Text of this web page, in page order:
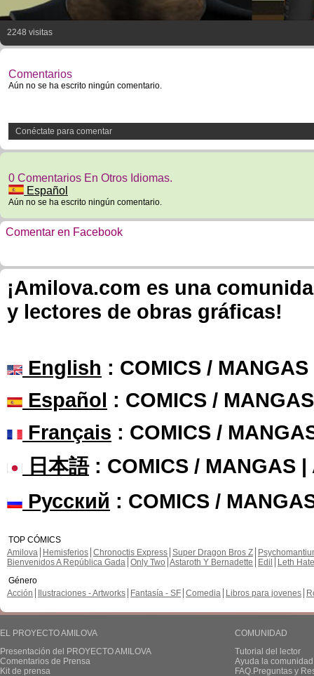
2248 visitas
Comentarios
Aún no se ha escrito ningún comentario.
Conéctate para comentar
0 Comentarios En Otros Idiomas.
Español
Aún no se ha escrito ningún comentario.
Comentar en Facebook
¡Amilova.com es una
y lectores de obras gráficas!
English : COMICS /
Español : COMICS /
Français : COMICS /
日本語: COMICS / MANGAS |
Русский : COMICS /
TOP CÓMICS
Amilova
Hemisferios Chronoctis Express Super Dragon Bros Z
Bienvenidos A República Gada Only Two Astaroth Y Bernadette Edil
Leth Hate
Género
Acción
Ilustraciones - Artworks Fantasía - SF Comedia Libros para jovenes
EL PROYECTO AMILOVA
Presentación del PROYECTO AMILOVA
Comentarios de Prensa
Kit de prensa
COMUNIDAD
Tutorial del lector
Ayuda la
FAQ.Preguntas y